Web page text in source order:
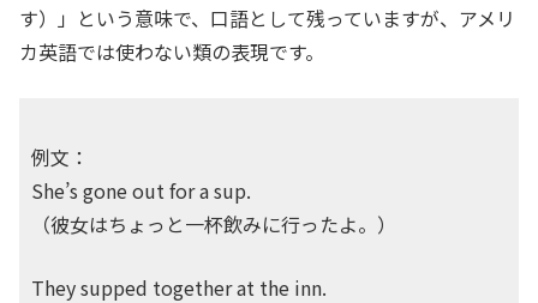
す）」という意味で、口語として残っていますが、アメリ
カ英語では使わない類の表現です。
例文：
She’s gone out for a sup.
（彼女はちょっと一杯飲みに行ったよ。）
They supped together at the inn.